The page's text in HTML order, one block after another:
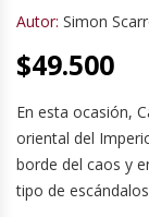
Autor: Simon
$49.500
En esta ocasión,
oriental del
borde del caos y
tipo de